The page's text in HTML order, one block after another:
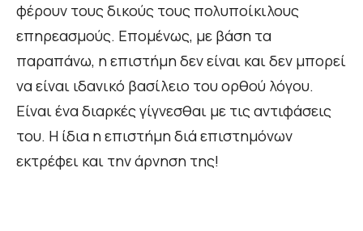
φέρουν τους δικούς τους πολυποίκιλους
επηρεασμούς. Επομένως, με βάση τα
παραπάνω, η επιστήμη δεν είναι και δεν μπορεί
να είναι ιδανικό βασίλειο του ορθού λόγου.
Είναι ένα διαρκές γίγνεσθαι με τις αντιφάσεις
του. Η ίδια η επιστήμη διά επιστημόνων
εκτρέφει και την άρνηση της!